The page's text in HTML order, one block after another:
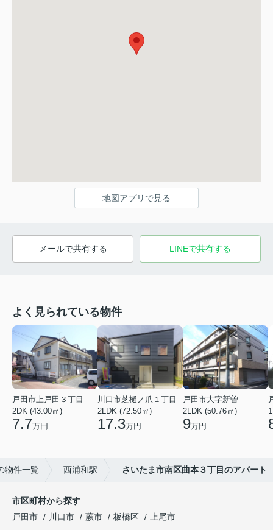
地図アプリで見る
メールで共有する LINEで共有する
よく見られている物件
戸田市上戸田３丁目
2DK (43.00㎡)
7.7万円
川口市芝樋ノ爪１丁目
2LDK (72.50㎡)
17.3万円
戸田市大字新曽
2LDK (50.76㎡)
9万円
物件一覧 西浦和駅 さいたま市南区曲本３丁目のアパート
市区町村から探す
戸田市
川口市 蕨市 板橋区
上尾市